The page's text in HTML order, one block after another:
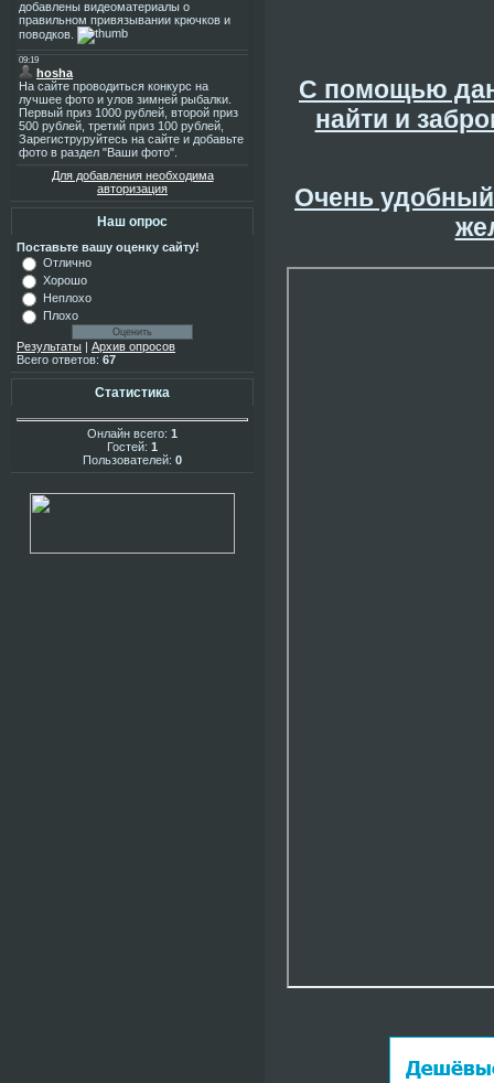
Для добавления необходима
авторизация
Наш опрос
Поставьте вашу оценку сайту!
Отлично
Хорошо
Неплохо
Плохо
Результаты
Архив опросов
Всего ответов: 67
Статистика
Онлайн всего: 1
Гостей: 1
Пользователей: 0
С помощью
найти и
Очень удобный